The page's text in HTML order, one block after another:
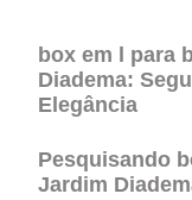
box em l para
Diadema:
Elegância
Pesquisando
Jardim